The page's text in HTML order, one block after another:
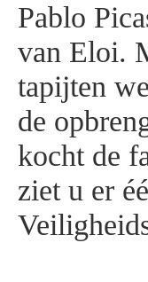
Pablo
van Eloi.
tapijten
de
kocht de
ziet u er